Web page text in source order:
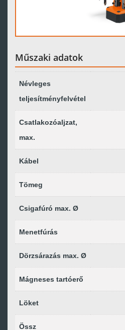
Műszaki adatok
Névleges
teljesítményfelvétel
Csatlakozóaljzat,
max.
Kábel
Tömeg
Csigafúró max. Ø
Menetfúrás
Dörzsárazás max. Ø
Mágneses tartóerő
Löket
Össz